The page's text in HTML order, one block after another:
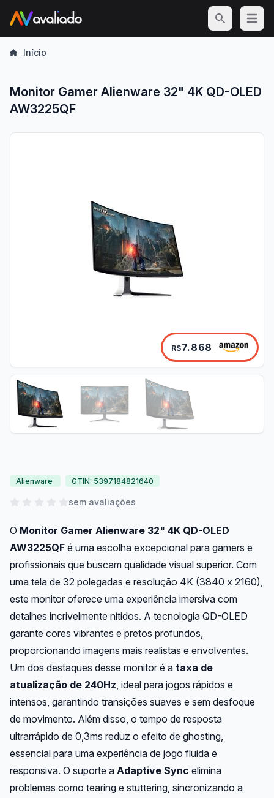
Open
Início
Monitor Gamer Alienware 32" 4K QD-OLED
AW3225QF
R$7.868
Alienware GTIN: 5397184821640
sem avaliações
O Monitor Gamer Alienware 32" 4K QD-OLED
AW3225QF é uma escolha excepcional para gamers e
profissionais que buscam qualidade visual superior. Com
uma tela de 32 polegadas e resolução 4K (3840 x 2160),
este monitor oferece uma experiência imersiva com
detalhes incrivelmente nítidos. A tecnologia QD-OLED
garante cores vibrantes e pretos profundos,
proporcionando imagens mais realistas e envolventes.
Um dos destaques desse monitor é a taxa de
atualização de 240Hz, ideal para jogos rápidos e
intensos, garantindo transições suaves e sem desfoque
de movimento. Além disso, o tempo de resposta
ultrarrápido de 0,3ms reduz o efeito de ghosting,
essencial para uma experiência de jogo fluida e
responsiva. O suporte a Adaptive Sync elimina
problemas como tearing e stuttering, sincronizando a